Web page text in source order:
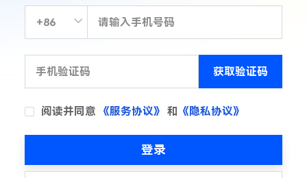
获取验证码
阅读并同意 《服务协议》 和 《隐私协议》
登录